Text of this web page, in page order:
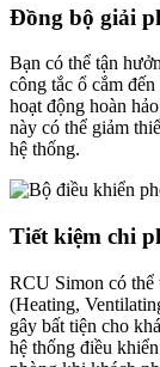
Đồng bộ giải
Bạn có thể tận
công tắc ổ cắm
hoạt động hoàn
này có thể giảm
hệ thống.
Tiết kiệm chi
RCU Simon có thể
(Heating,
gây bất tiện cho
hệ thống điều